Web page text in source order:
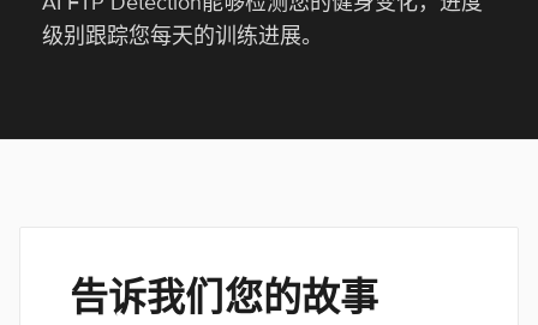
级别跟踪您每天的训练进展。
告诉我们您的故事